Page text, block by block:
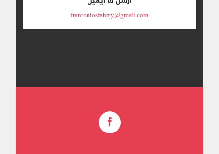
frantoniosfahmy@gmail.com